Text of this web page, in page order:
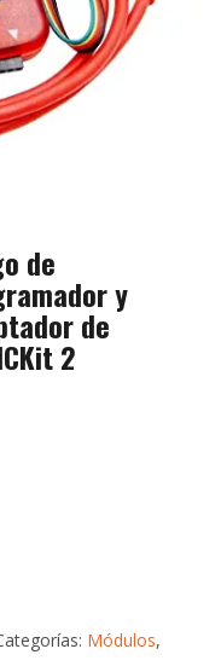
de
y
de
2
Módulos,